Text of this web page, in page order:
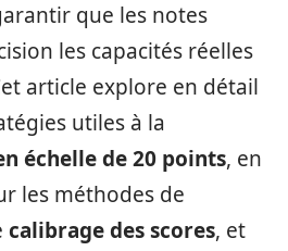
que les notes
les capacités réelles
article explore en détail
utiles à la
échelle de 20 points, en
les méthodes de
calibrage des scores, et